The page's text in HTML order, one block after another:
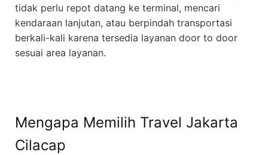
tidak perlu repot datang ke terminal, mencari
kendaraan lanjutan, atau berpindah transportasi
berkali-kali karena tersedia layanan door to door
sesuai area layanan.
Mengapa Memilih Travel Jakarta
Cilacap